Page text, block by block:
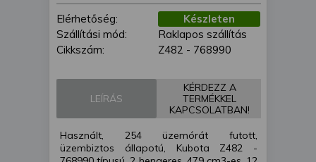
Elérhetőség:
Készleten
Szállítási mód:
Raklapos szállítás
Cikkszám:
Z482 - 768990
LEÍRÁS
KÉRDEZZ A
TERMÉKKEL
KAPCSOLATBAN!
Használt, 254 üzemórát futott,
üzembiztos állapotú, Kubota Z482 -
lehetőségként a hozzájárulás
megadása vagy elutasítása előtt
részletesebb információkhoz juthat, és
megváltoztathatja beállításait. Felhívjuk
bizonyos kezeléséhez nem feltétlenül
szükséges az Ön hozzájárulása, de
jogában áll tiltakozni az ilyen jellegű
adatkezelés ellen. A beállításai csak erre
a weboldalra érvényesek. Erre a